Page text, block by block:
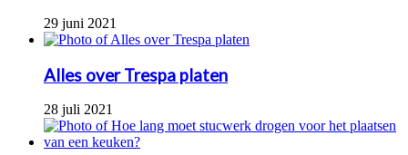
29 juni 2021
Alles over Trespa platen
28 juli 2021